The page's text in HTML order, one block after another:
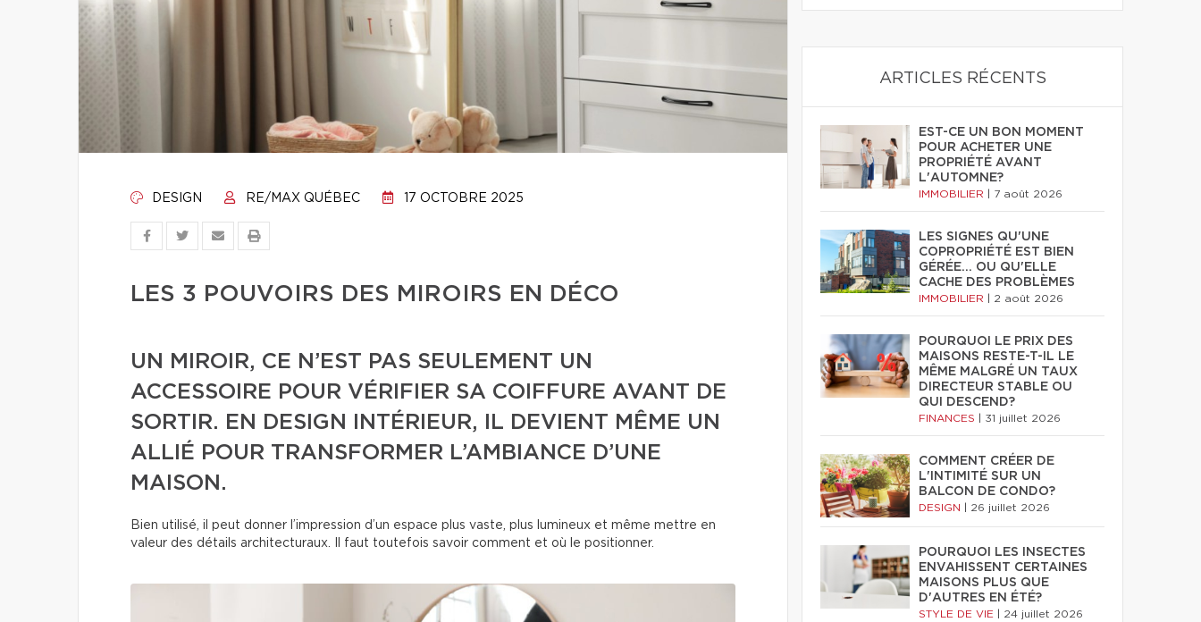
DESIGN RE/MAX QUÉBEC 17 OCTOBRE 2025
LES 3 POUVOIRS DES MIROIRS EN DÉCO
UN MIROIR, CE N’EST PAS SEULEMENT UN
ACCESSOIRE POUR VÉRIFIER SA COIFFURE AVANT DE
SORTIR. EN DESIGN INTÉRIEUR, IL DEVIENT MÊME UN
ALLIÉ POUR TRANSFORMER L’AMBIANCE D’UNE
MAISON.
Bien utilisé, il peut donner l’impression d’un espace plus vaste, plus lumineux et même mettre en
valeur des détails architecturaux. Il faut toutefois savoir comment et où le positionner.
ARTICLES RÉCENTS
EST-CE UN BON MOMENT
POUR ACHETER UNE
PROPRIÉTÉ AVANT
L'AUTOMNE?
IMMOBILIER 7 août 2026
LES SIGNES QU'UNE
COPROPRIÉTÉ EST BIEN
GÉRÉE… OU QU'ELLE
CACHE DES PROBLÈMES
IMMOBILIER 2 août 2026
POURQUOI LE PRIX DES
MAISONS RESTE-T-IL LE
MÊME MALGRÉ UN TAUX
DIRECTEUR STABLE OU
QUI DESCEND?
FINANCES 31 juillet 2026
COMMENT CRÉER DE
L'INTIMITÉ SUR UN
BALCON DE CONDO?
DESIGN 26 juillet 2026
POURQUOI LES INSECTES
ENVAHISSENT CERTAINES
MAISONS PLUS QUE
D'AUTRES EN ÉTÉ?
STYLE DE VIE 24 juillet 2026